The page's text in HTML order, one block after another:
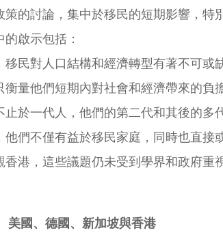
策的討論，集中於移民的短期影響，
啟示包括：
移民對人口結構和經濟轉型有著不可
量他們短期內對社會和經濟帶來的負
止於一代人，他們的第二代和其後的
他們不僅有益於移民家庭，同時也直
港，這些議題仍未受到學界和政府重視
美國、德國、新加坡與香港